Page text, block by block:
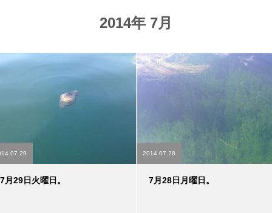
2014年 7月
7月29日火曜日。
2014.07.28
7月28日月曜日。